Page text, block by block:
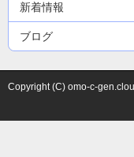
新着情報
ブログ
Copyright (C) omo-c-